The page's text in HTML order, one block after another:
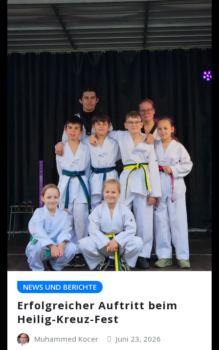
NEWS UND BERICHTE
Erfolgreicher Auftritt beim
Heilig-Kreuz-Fest
Muhammed Kocer Juni 23, 2026